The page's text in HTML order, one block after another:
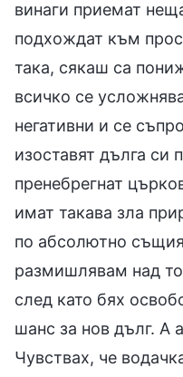
винаги приемат
подхождат към
така, сякаш са
всичко се
негативни и се
изоставят дълга си
пренебрегнат
имат такава зла
по абсолютно
размишлявам над
след като бях
шанс за нов дълг. А
Чувствах, че